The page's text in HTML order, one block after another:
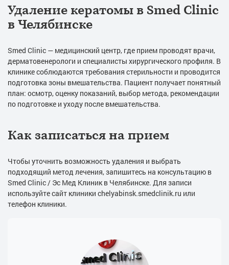
Удаление кератомы в Smed Clinic
в Челябинске
Smed Clinic — медицинский центр, где прием проводят врачи,
дерматовенерологи и специалисты хирургического профиля. В
клинике соблюдаются требования стерильности и проводится
подготовка зоны вмешательства. Пациент получает понятный
план: осмотр, оценку показаний, выбор метода, рекомендации
по подготовке и уходу после вмешательства.
Как записаться на прием
Чтобы уточнить возможность удаления и выбрать
подходящий метод лечения, запишитесь на консультацию в
Smed Clinic / Эс Мед Клиник в Челябинске. Для записи
используйте сайт клиники chelyabinsk.smedclinik.ru или
телефон клиники.